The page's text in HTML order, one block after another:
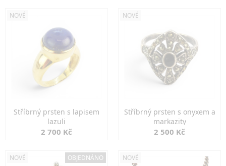
NOVÉ
Stříbrný prsten s lapisem
lazuli
2 700 Kč
NOVÉ
Stříbrný prsten s onyxem a
markazity
2 500 Kč
NOVÉ OBJEDNÁNO NOVÉ